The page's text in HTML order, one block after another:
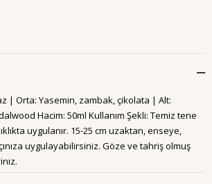
| Orta: Yasemin, zambak, çikolata | Alt:
Hacim: 50ml Kullanım Şekli: Temiz tene
uygulanır. 15-25 cm uzaktan, enseye,
uygulayabilirsiniz. Göze ve tahriş olmuş